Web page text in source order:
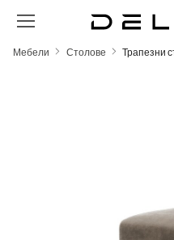
Преминете към основното
Мебели Столове Трапезни